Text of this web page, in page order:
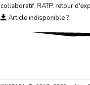
collaboratif, RATP, retour
Article indisponible ?